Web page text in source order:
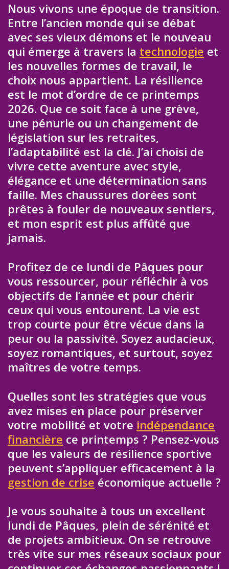
Nous vivons une époque de transition.
Entre l’ancien monde qui se débat
avec ses vieux démons et le nouveau
qui émerge à travers la technologie et
les nouvelles formes de travail, le
choix nous appartient. La résilience
est le mot d’ordre de ce printemps
2026. Que ce soit face à une grève,
une pénurie ou un changement de
législation sur les retraites,
l’adaptabilité est la clé. J’ai choisi de
vivre cette aventure avec style,
élégance et une détermination sans
faille. Mes chaussures dorées sont
prêtes à fouler de nouveaux sentiers,
et mon esprit est plus affûté que
jamais.
Profitez de ce lundi de Pâques pour
vous ressourcer, pour réfléchir à vos
objectifs de l’année et pour chérir
ceux qui vous entourent. La vie est
trop courte pour être vécue dans la
peur ou la passivité. Soyez audacieux,
soyez romantiques, et surtout, soyez
maîtres de votre temps.
Quelles sont les stratégies que vous
avez mises en place pour préserver
votre mobilité et votre indépendance
financière ce printemps ? Pensez-vous
que les valeurs de résilience sportive
peuvent s’appliquer efficacement à la
gestion de crise économique actuelle ?
Je vous souhaite à tous un excellent
lundi de Pâques, plein de sérénité et
de projets ambitieux. On se retrouve
très vite sur mes réseaux sociaux pour